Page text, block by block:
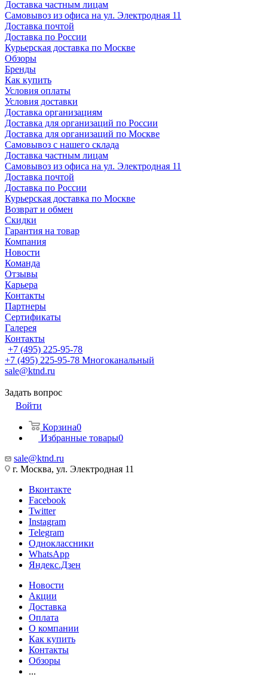
Доставка частным лицам
Самовывоз из офиса на ул. Электродная 11
Доставка почтой
Доставка по России
Курьерская доставка по Москве
Обзоры
Бренды
Как купить
Условия оплаты
Условия доставки
Доставка организациям
Доставка для организаций по России
Доставка для организаций по Москве
Самовывоз с нашего склада
Доставка частным лицам
Самовывоз из офиса на ул. Электродная 11
Доставка почтой
Доставка по России
Курьерская доставка по Москве
Возврат и обмен
Скидки
Гарантия на товар
Компания
Новости
Команда
Отзывы
Карьера
Контакты
Партнеры
Сертификаты
Галерея
Контакты
+7 (495) 225-95-78
+7 (495) 225-95-78 Многоканальный
sale@ktnd.ru
Задать вопрос
Войти
Корзина0
Избранные товары0
sale@ktnd.ru
г. Москва, ул. Электродная 11
Вконтакте
Facebook
Twitter
Instagram
Telegram
Одноклассники
WhatsApp
Яндекс.Дзен
Новости
Акции
Доставка
Оплата
О компании
Как купить
Контакты
Обзоры
...